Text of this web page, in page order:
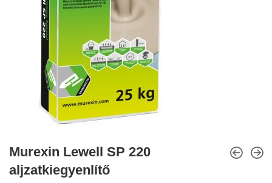
Murexin Lewell SP 220
aljzatkiegyenlítő